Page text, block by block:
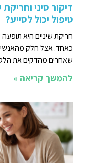
דיקור סיני
טיפול יכול לסייע?
חריקת שיניים היא
כאחד. אצל חלק
שאחרים מהדקים את
להמשך קריאה »